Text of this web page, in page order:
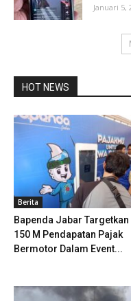
Januari 5,
HOT NEWS
Berita
Bapenda Jabar Targetkan
150 M Pendapatan Pajak
Bermotor Dalam Event...